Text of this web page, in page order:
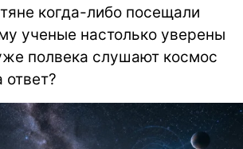
когда-либо посещали
ученые настолько уверены
полвека слушают космос